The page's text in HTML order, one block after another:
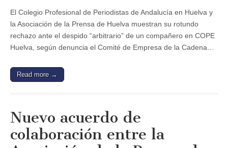
Andalucía
en
Huelva
la
Asociación
Prensa
de
rotundo
rechazo
el
despido
El Colegio Profesional de Periodistas de Andalucía en Huelva y
la Asociación de la Prensa de Huelva muestran su rotundo
rechazo ante el despido “arbitrario” de un compañero en COPE
Huelva, según denuncia el Comité de Empresa de la Cadena…
Read more →
Nuevo acuerdo de
colaboración entre la